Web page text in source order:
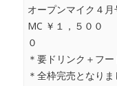
オープンマイク４
MC ￥１，５０
０
＊要ドリンク＋フー
＊全枠完売となり